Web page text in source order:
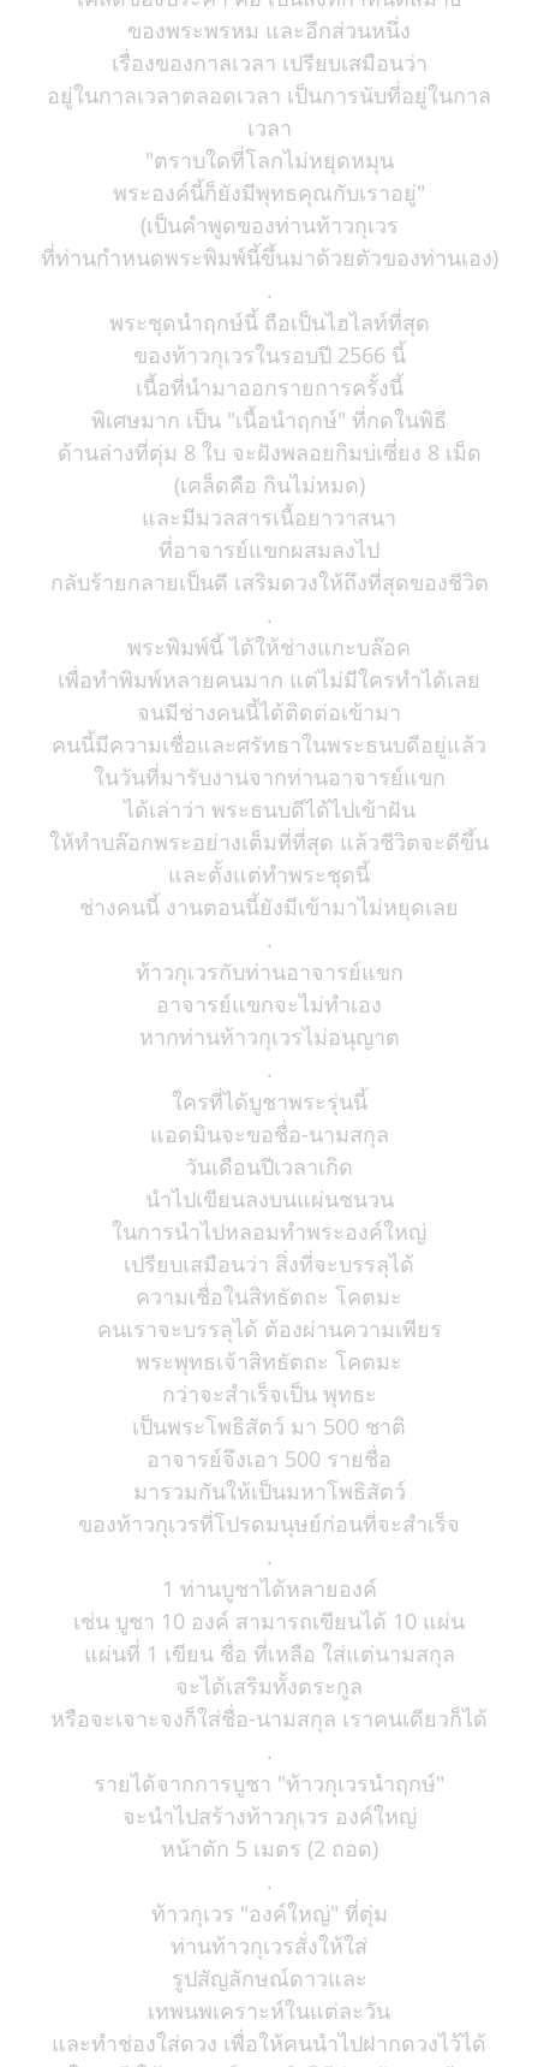
ของพระพรหม และอีกส่วนหนึ่ง
เรื่องของกาลเวลา เปรียบเสมือนว่า
อยู่ในกาลเวลาตลอดเวลา เป็นการนับที่อยู่ในกาล
เวลา
"ตราบใดที่โลกไม่หยุดหมุน
พระองค์นี้ก็ยังมีพุทธคุณกับเราอยู่"
(เป็นคำพูดของท่านท้าวกุเวร
ที่ท่านกำหนดพระพิมพ์นี้ขึ้นมาด้วยตัวของท่านเอง)
.
พระชุดนำฤกษ์นี้ ถือเป็นไฮไลท์ที่สุด
ของท้าวกุเวรในรอบปี 2566 นี้
เนื้อที่นำมาออกรายการครั้งนี้
พิเศษมาก เป็น "เนื้อนำฤกษ์" ที่กดในพิธี
ด้านล่างที่ตุ่ม 8 ใบ จะฝังพลอยกิมบ่เซี่ยง 8 เม็ด
(เคล็ดคือ กินไม่หมด)
และมีมวลสารเนื้อยาวาสนา
ที่อาจารย์แขกผสมลงไป
กลับร้ายกลายเป็นดี เสริมดวงให้ถึงที่สุดของชีวิต
.
พระพิมพ์นี้ ได้ให้ช่างแกะบล๊อค
เพื่อทำพิมพ์หลายคนมาก แต่ไม่มีใครทำได้เลย
จนมีช่างคนนี้ได้ติดต่อเข้ามา
คนนี้มีความเชื่อและศรัทธาในพระธนบดีอยู่แล้ว
ในวันที่มารับงานจากท่านอาจารย์แขก
ได้เล่าว่า พระธนบดีได้ไปเข้าฝัน
ให้ทำบล๊อกพระอย่างเต็มที่ที่สุด แล้วชีวิตจะดีขึ้น
และตั้งแต่ทำพระชุดนี้
ช่างคนนี้ งานตอนนี้ยังมีเข้ามาไม่หยุดเลย
.
ท้าวกุเวรกับท่านอาจารย์แขก
อาจารย์แขกจะไม่ทำเอง
หากท่านท้าวกุเวรไม่อนุญาต
.
ใครที่ได้บูชาพระรุ่นนี้
แอดมินจะขอชื่อ-นามสกุล
วันเดือนปีเวลาเกิด
นำไปเขียนลงบนแผ่นชนวน
ในการนำไปหลอมทำพระองค์ใหญ่
เปรียบเสมือนว่า สิ่งที่จะบรรลุได้
ความเชื่อในสิทธัตถะ โคตมะ
คนเราจะบรรลุได้ ต้องผ่านความเพียร
พระพุทธเจ้าสิทธัตถะ โคตมะ
กว่าจะสำเร็จเป็น พุทธะ
เป็นพระโพธิสัตว์ มา 500 ชาติ
อาจารย์จึงเอา 500 รายชื่อ
มารวมกันให้เป็นมหาโพธิสัตว์
ของท้าวกุเวรที่โปรดมนุษย์ก่อนที่จะสำเร็จ
.
1 ท่านบูชาได้หลายองค์
เช่น บูชา 10 องค์ สามารถเขียนได้ 10 แผ่น
แผ่นที่ 1 เขียน ชื่อ ที่เหลือ ใส่แต่นามสกุล
จะได้เสริมทั้งตระกูล
หรือจะเจาะจงก็ใส่ชื่อ-นามสกุล เราคนเดียวก็ได้
.
รายได้จากการบูชา "ท้าวกุเวรนำฤกษ์"
จะนำไปสร้างท้าวกุเวร องค์ใหญ่
หน้าตัก 5 เมตร (2 ถอด)
.
ท้าวกุเวร "องค์ใหญ่" ที่ตุ่ม
ท่านท้าวกุเวรสั่งให้ใส่
รูปสัญลักษณ์ดาวและ
เทพนพเคราะห์ในแต่ละวัน
และทำช่องใส่ดวง เพื่อให้คนนำไปฝากดวงไว้ได้